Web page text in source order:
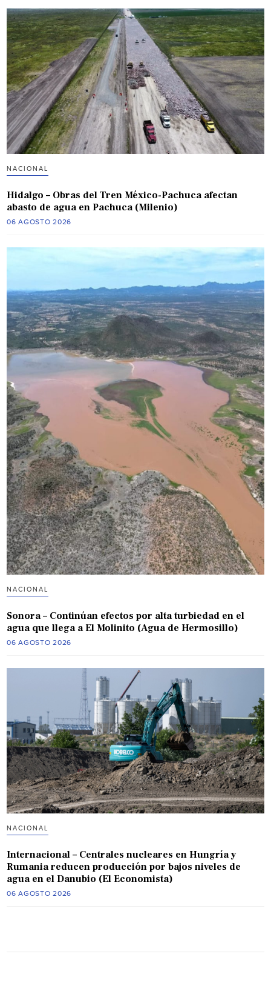
NACIONAL
Hidalgo – Obras del Tren México-Pachuca afectan
abasto de agua en Pachuca (Milenio)
06 AGOSTO 2026
NACIONAL
Sonora – Continúan efectos por alta turbiedad en el
agua que llega a El Molinito (Agua de Hermosillo)
06 AGOSTO 2026
NACIONAL
Internacional – Centrales nucleares en Hungría y
Rumania reducen producción por bajos niveles de
agua en el Danubio (El Economista)
06 AGOSTO 2026